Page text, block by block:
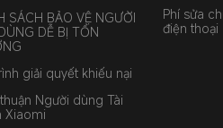
SÁCH BẢO VỆ NGƯỜI
DỄ BỊ TỔN
giải quyết khiếu nại
Người dùng Tài
Xiaomi
Phí sửa
điện thoại